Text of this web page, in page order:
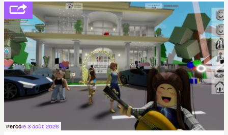
société privée, l'éditeur n'aura bientôt plus
l'obligation de publier ses bilans. Encore une
victoire pour la transparence.P.
Percole 3 août 2026